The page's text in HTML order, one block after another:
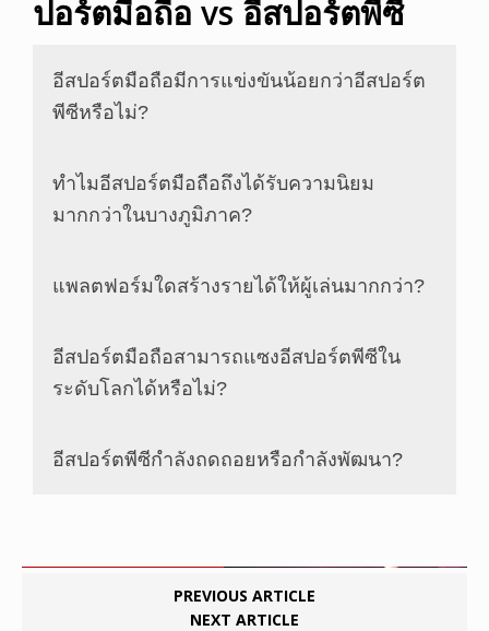
ปอร์ตมือถือ vs อีสปอร์ตพีซี
อีสปอร์ตมือถือมีการแข่งขันน้อยกว่าอีสปอร์ต
พีซีหรือไม่?
ทำไมอีสปอร์ตมือถือถึงได้รับความนิยม
มากกว่าในบางภูมิภาค?
แพลตฟอร์มใดสร้างรายได้ให้ผู้เล่นมากกว่า?
อีสปอร์ตมือถือสามารถแซงอีสปอร์ตพีซีใน
ระดับโลกได้หรือไม่?
อีสปอร์ตพีซีกำลังถดถอยหรือกำลังพัฒนา?
PREVIOUS ARTICLE
NEXT ARTICLE